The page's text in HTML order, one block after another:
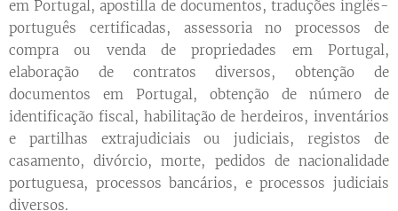
em Portugal, apostilla de documentos, traduções inglês-
português certificadas, assessoria no processos de
compra ou venda de propriedades em Portugal,
elaboração de contratos diversos, obtenção de
documentos em Portugal, obtenção de número de
identificação fiscal, habilitação de herdeiros, inventários
e partilhas extrajudiciais ou judiciais, registos de
casamento, divórcio, morte, pedidos de nacionalidade
portuguesa, processos bancários, e processos judiciais
diversos.